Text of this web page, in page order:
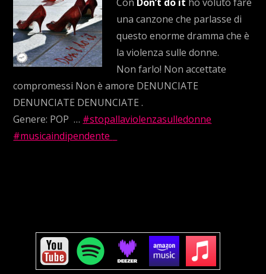
una canzone che parlasse di
questo enorme dramma che è
la violenza sulle donne.
Non farlo! Non accettate
compromessi Non è amore DENUNCIATE
DENUNCIATE DENUNCIATE .
Genere: POP … #stopallaviolenzasulledonne
#musicaindipendente